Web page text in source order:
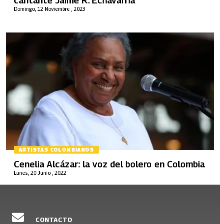
Domingo, 12 Noviembre , 2023
ARTISTAS COLOMBIANOS
Lunes, 20 Junio , 2022
Cenelia Alcázar: la voz del bolero en Colombia
CONTACTO